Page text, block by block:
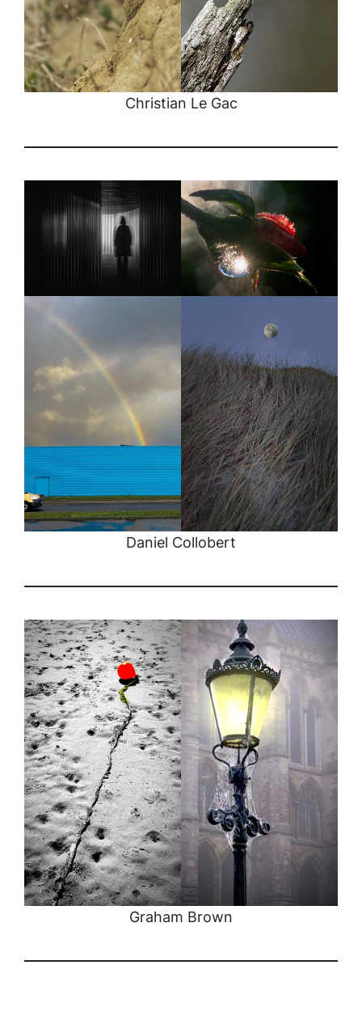
Christian Le Gac
Daniel Collobert
Graham Brown